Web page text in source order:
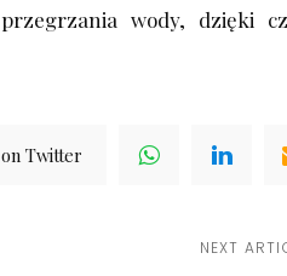
wody, dzięki
Twitter
NEXT